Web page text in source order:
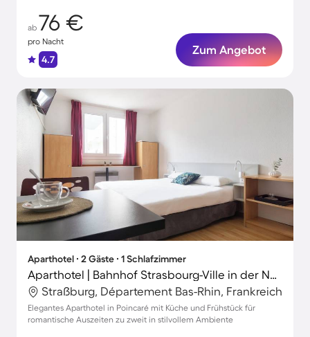
ab 76 €
pro Nacht
4.7
Zum Angebot
Aparthotel ∙ 2 Gäste ∙ 1 Schlafzimmer
Aparthotel | Bahnhof Strasbourg-Ville in der Nähe | Perfekt für die Arbeit von Zuhause
Straßburg, Département Bas-Rhin, Frankreich
Elegantes Aparthotel in Poincaré mit Küche und Frühstück für
romantische Auszeiten zu zweit in stilvollem Ambiente